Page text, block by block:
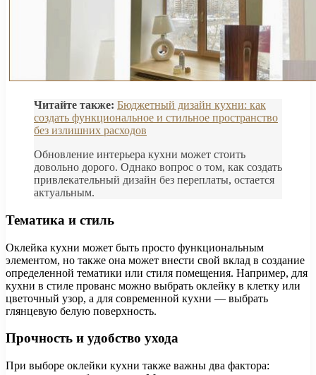
Читайте также: Бюджетный дизайн кухни: как
создать функциональное и стильное пространство
без излишних расходов
Обновление интерьера кухни может стоить
довольно дорого. Однако вопрос о том, как создать
привлекательный дизайн без переплаты, остается
актуальным.
Тематика и стиль
Оклейка кухни может быть просто функциональным
элементом, но также она может внести свой вклад в создание
определенной тематики или стиля помещения. Например, для
кухни в стиле прованс можно выбрать оклейку в клетку или
цветочный узор, а для современной кухни — выбрать
глянцевую белую поверхность.
Прочность и удобство ухода
При выборе оклейки кухни также важны два фактора: